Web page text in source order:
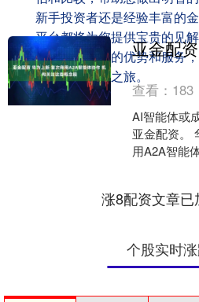
新手投资者还是经验丰富的
平台都将为您提供宝贵的见
顶尖证券公司的优势和服务
您的成功投资之旅。
查看： 183
AI智能体或
亚金配资。
用A2A智能
涨8配资文章
个股实时